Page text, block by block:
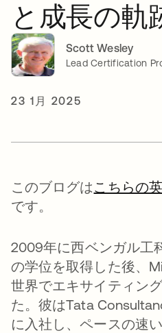
と成長の軌
Scott Wesley
Lead Certification
23 1月 2025
このブログはこちらの
です。
2009年に西ベンガル工
の学位を取得した後、
世界でエキサイティン
た。彼はTata
に入社し、ペースの速